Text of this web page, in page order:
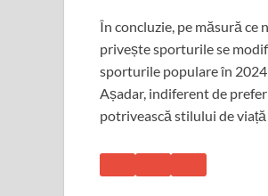
În concluzie, pe măsură ce
privește sporturile se
sporturile populare în
Așadar, indiferent de
potrivească stilului de